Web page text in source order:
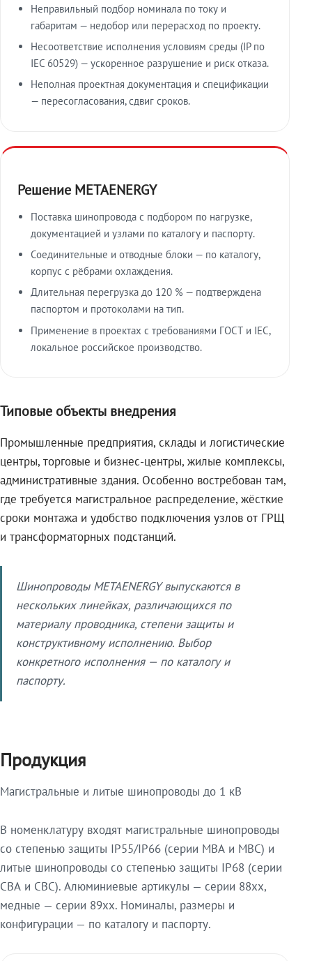
Неправильный подбор номинала по току и
габаритам — недобор или перерасход по проекту.
Несоответствие исполнения условиям среды (IP по
IEC 60529) — ускоренное разрушение и риск отказа.
Неполная проектная документация и спецификации
— пересогласования, сдвиг сроков.
Решение METAENERGY
Поставка шинопровода с подбором по нагрузке,
документацией и узлами по каталогу и паспорту.
Соединительные и отводные блоки — по каталогу,
корпус с рёбрами охлаждения.
Длительная перегрузка до 120 % — подтверждена
паспортом и протоколами на тип.
Применение в проектах с требованиями ГОСТ и IEC,
локальное российское производство.
Типовые объекты внедрения
Промышленные предприятия, склады и логистические
центры, торговые и бизнес-центры, жилые комплексы,
административные здания. Особенно востребован там,
где требуется магистральное распределение, жёсткие
сроки монтажа и удобство подключения узлов от ГРЩ
и трансформаторных подстанций.
Шинопроводы METAENERGY выпускаются в
нескольких линейках, различающихся по
материалу проводника, степени защиты и
конструктивному исполнению. Выбор
конкретного исполнения — по каталогу и
паспорту.
Продукция
Магистральные и литые шинопроводы до 1 кВ
В номенклатуру входят магистральные шинопроводы
со степенью защиты IP55/IP66 (серии МВА и МВС) и
литые шинопроводы со степенью защиты IP68 (серии
СВА и СВС). Алюминиевые артикулы — серии 88xx,
медные — серии 89xx. Номиналы, размеры и
конфигурации — по каталогу и паспорту.